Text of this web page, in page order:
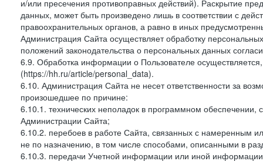
и/или пресечения противоправных действий). Раскрытие
данных, может быть произведено лишь в соответствии с
правоохранительных органов, а равно в иных
Администрация Сайта осуществляет обработку
положений законодательства о персональных данных
6.9. Обработка информации о Пользователе
(https://hh.ru/article/personal_data).
6.10. Администрация Сайта не несет ответственности за
произошедшее по причине:
6.10.1. технических неполадок в программном
Администрации Сайта;
6.10.2. перебоев в работе Сайта, связанных с намеренным
не по назначению, в том числе способами, описанными в
6.10.3. передачи Учетной информации или иной